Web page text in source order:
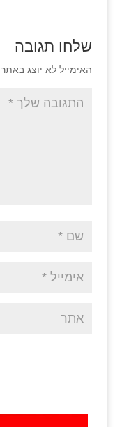
שלחו תגובה
האימייל לא יוצג באתר.